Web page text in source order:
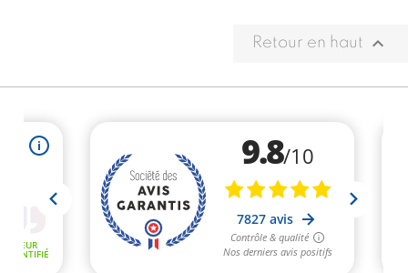
Retour en haut 